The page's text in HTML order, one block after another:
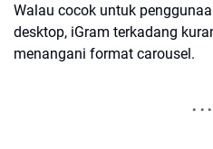
Walau cocok untuk
desktop, iGram terkadang
menangani format carousel.